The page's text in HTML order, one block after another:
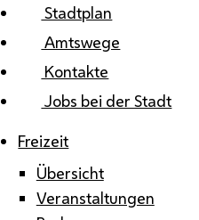
Stadtplan
Amtswege
Kontakte
Jobs bei der Stadt
Freizeit
Übersicht
Veranstaltungen